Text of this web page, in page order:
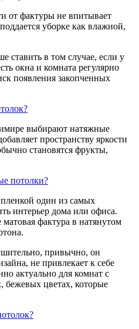
от фактуры не впитывает
уборке как влажной,
ставить в том случае, если у
окна и комната регулярно
появления закопченных
выбирают натяжные
пространству яркости
становятся фрукты,
потолки?
один из самых
интерьер дома или офиса.
фактура в натянутом
привычно, он
не привлекает к себе
актуально для комнат с
бежевых цветах, которые